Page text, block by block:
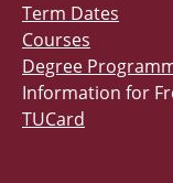
Term Dates
Courses
Degree
Information for
TUCard